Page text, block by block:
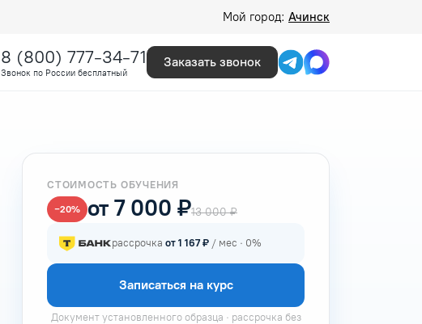
Мой город: Ачинск
8 (800) 777-34-71
Звонок по России бесплатный
Заказать звонок
СТОИМОСТЬ ОБУЧЕНИЯ
−20% от 7 000 ₽13 000 ₽
рассрочка от 1 167 ₽ / мес · 0%
Записаться на курс
Документ установленного образца · рассрочка без